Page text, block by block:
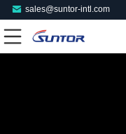
sales@suntor-intl.com